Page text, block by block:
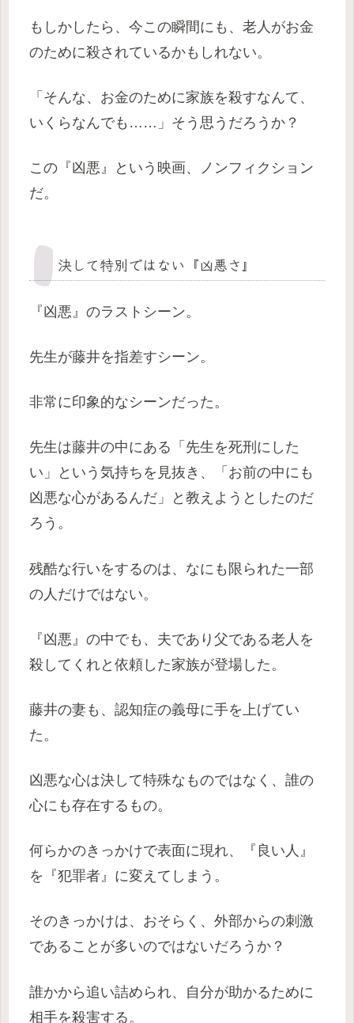
もしかしたら、今この瞬間にも、老人がお金
のために殺されているかもしれない。
「そんな、お金のために家族を殺すなんて、
いくらなんでも……」そう思うだろうか？
この『凶悪』という映画、ノンフィクション
だ。
決して特別ではない『凶悪さ』
『凶悪』のラストシーン。
先生が藤井を指差すシーン。
非常に印象的なシーンだった。
先生は藤井の中にある「先生を死刑にした
い」という気持ちを見抜き、「お前の中にも
凶悪な心があるんだ」と教えようとしたのだ
ろう。
残酷な行いをするのは、なにも限られた一部
の人だけではない。
『凶悪』の中でも、夫であり父である老人を
殺してくれと依頼した家族が登場した。
藤井の妻も、認知症の義母に手を上げてい
た。
凶悪な心は決して特殊なものではなく、誰の
心にも存在するもの。
何らかのきっかけで表面に現れ、『良い人』
を『犯罪者』に変えてしまう。
そのきっかけは、おそらく、外部からの刺激
であることが多いのではないだろうか？
誰かから追い詰められ、自分が助かるために
相手を殺害する。